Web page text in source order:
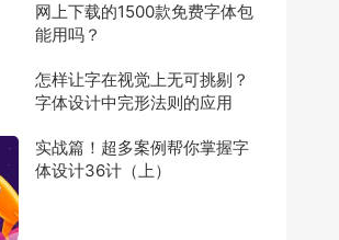
网上下载的1500款免费字体包
能用吗？
怎样让字在视觉上无可挑剔？
字体设计中完形法则的应用
实战篇！超多案例帮你掌握字
体设计36计（上）